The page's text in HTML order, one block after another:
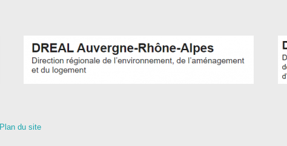
Plan du site